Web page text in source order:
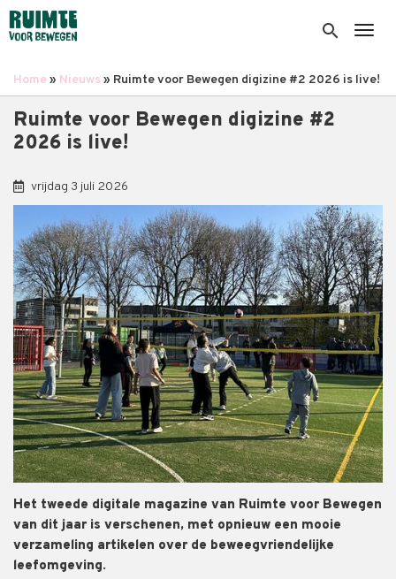
Overslaan
en
inhoud
search
Home Nieuws Ruimte voor Bewegen digizine #2 2026 is live!
Ruimte voor Bewegen digizine #2
2026 is live!
vrijdag 3 juli 2026
Het tweede digitale magazine van Ruimte voor Bewegen
van dit jaar is verschenen, met opnieuw een mooie
verzameling artikelen over de beweegvriendelijke
leefomgeving.